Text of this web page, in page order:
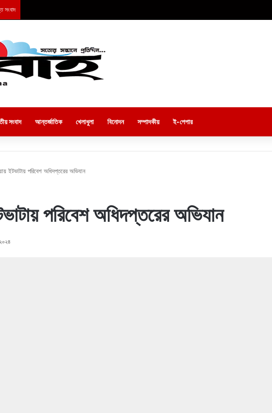
সংবাদ
সংবাদ আন্তর্জাতিক খেলাধুলা বিনোদন সম্পাদকীয় ই-পেপার
ইটভাটায় পরিবেশ অধিদপ্তরের অভিযান
পরিবেশ অধিদপ্তরের অভিযান